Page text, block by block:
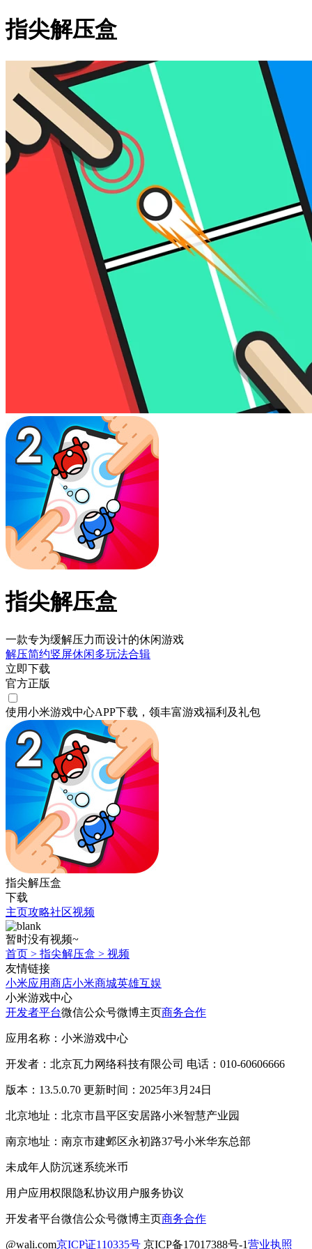
指尖解压盒
指尖解压盒
一款专为缓解压力而设计的休闲游戏
解压简约竖屏休闲多玩法合辑
立即下载
官方正版
使用小米游戏中心APP下载 ，领丰富游戏福利 及礼包
指尖解压盒
下载
主页攻略社区视频
暂时没有视频~
首页 > 指尖解压盒 > 视频
友情链接
小米应用商店小米商城英雄互娱
小米游戏中心
开发者平台微信公众号微博主页商务合作
应用名称：小米游戏中心
开发者：北京瓦力网络科技有限公司 电话：010-60606666
版本：13.5.0.70 更新时间：2025年3月24日
北京地址：北京市昌平区安居路小米智慧产业园
南京地址：南京市建邺区永初路37号小米华东总部
未成年人防沉迷系统米币
用户应用权限隐私协议用户服务协议
开发者平台微信公众号微博主页商务合作
@wali.com京ICP证110335号 京ICP备17017388号-1营业执照